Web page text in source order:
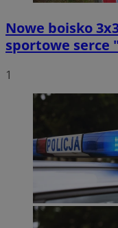
Nowe boisko
sportowe serce
1